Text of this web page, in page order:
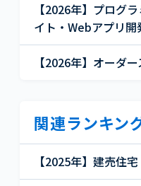
【2026年】プログ
イト・Webアプリ開
【2026年】オーダ
関連ランキン
【2025年】建売住